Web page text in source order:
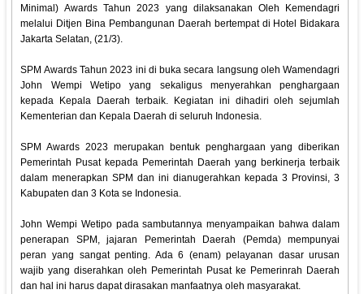
Minimal) Awards Tahun 2023 yang dilaksanakan Oleh Kemendagri
melalui Ditjen Bina Pembangunan Daerah bertempat di Hotel Bidakara
Jakarta Selatan, (21/3).
SPM Awards Tahun 2023 ini di buka secara langsung oleh Wamendagri
John Wempi Wetipo yang sekaligus menyerahkan penghargaan
kepada Kepala Daerah terbaik. Kegiatan ini dihadiri oleh sejumlah
Kementerian dan Kepala Daerah di seluruh Indonesia.
SPM Awards 2023 merupakan bentuk penghargaan yang diberikan
Pemerintah Pusat kepada Pemerintah Daerah yang berkinerja terbaik
dalam menerapkan SPM dan ini dianugerahkan kepada 3 Provinsi, 3
Kabupaten dan 3 Kota se Indonesia.
John Wempi Wetipo pada sambutannya menyampaikan bahwa dalam
penerapan SPM, jajaran Pemerintah Daerah (Pemda) mempunyai
peran yang sangat penting. Ada 6 (enam) pelayanan dasar urusan
wajib yang diserahkan oleh Pemerintah Pusat ke Pemerinrah Daerah
dan hal ini harus dapat dirasakan manfaatnya oleh masyarakat.